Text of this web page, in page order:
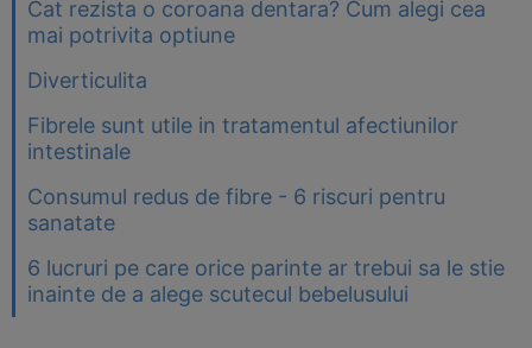
Cat rezista o coroana dentara? Cum alegi cea
mai potrivita optiune
Diverticulita
Fibrele sunt utile in tratamentul afectiunilor
intestinale
Consumul redus de fibre - 6 riscuri pentru
sanatate
6 lucruri pe care orice parinte ar trebui sa le stie
inainte de a alege scutecul bebelusului